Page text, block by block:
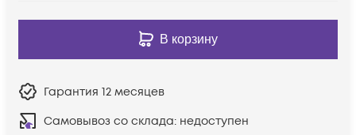
В корзину
Гарантия 12 месяцев
Самовывоз со склада: недоступен